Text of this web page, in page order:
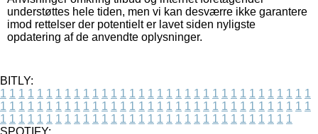
understøttes hele tiden, men vi kan desværre ikke garantere
imod rettelser der potentielt er lavet siden nyligste
opdatering af de anvendte oplysninger.
BITLY:
1 1 1 1 1 1 1 1 1 1 1 1 1 1 1 1 1 1 1 1 1 1 1 1 1 1 1 1 1 1 1 1 1 1
1 1 1 1 1 1 1 1 1 1 1 1 1 1 1 1 1 1 1 1 1 1 1 1 1 1 1 1 1 1 1 1 1 1
1 1 1 1 1 1 1 1 1 1 1 1 1 1 1 1 1 1 1 1 1 1 1 1 1 1 1 1 1 1 1 1
SPOTIFY: